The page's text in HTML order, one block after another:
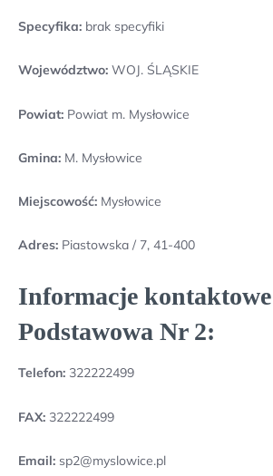
Specyfika: brak specyfiki
Województwo: WOJ. ŚLĄSKIE
Powiat: Powiat m. Mysłowice
Gmina: M. Mysłowice
Miejscowość: Mysłowice
Adres: Piastowska / 7, 41-400
Informacje kontaktowe
Podstawowa Nr 2:
Telefon: 322222499
FAX: 322222499
Email: sp2@myslowice.pl